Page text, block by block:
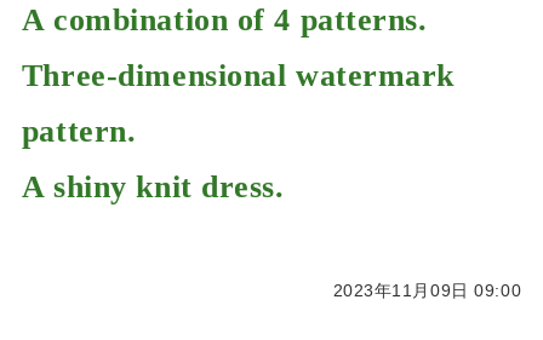
A combination of 4 patterns.
Three-dimensional watermark
pattern.
A shiny knit dress.
2023年11月09日 09:00